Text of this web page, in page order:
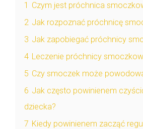
1 Czym jest próchnica
2 Jak rozpoznać próchnicę
3 Jak zapobiegać próchnicy
4 Leczenie próchnicy
5 Czy smoczek może
6 Jak często powinienem
dziecka?
7 Kiedy powinienem zacząć